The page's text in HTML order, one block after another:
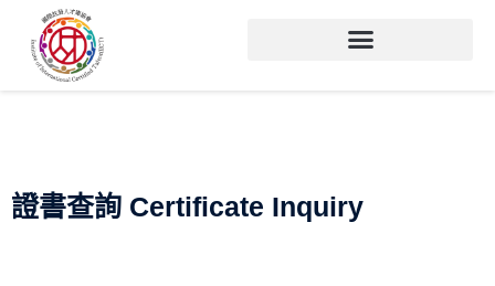
證書查詢 Certificate Inquiry